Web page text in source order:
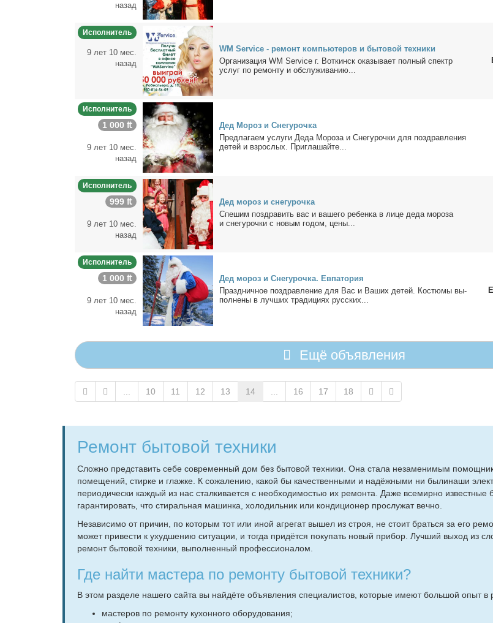
назад
Исполнитель
9 лет 10 мес.
назад
WM Service - ре­монт ком­пью­те­ров и бы­то­вой тех­ни­ки
Ор­га­ни­за­ция WM Service г. Вот­кинск ока­зы­ва­ет пол­ный спектр
услуг по ре­мон­ту и об­слу­жи­ва­нию...
Исполнитель
1 000 ₶
9 лет 10 мес.
назад
Дед Мо­роз и Сне­гу­роч­ка
Пред­ла­га­ем услу­ги Де­да Мо­ро­за и Сне­гу­роч­ки для по­здрав­ле­ния
де­тей и взрос­лых. При­гла­шай­те...
Исполнитель
999 ₶
9 лет 10 мес.
назад
Дед мо­роз и сне­гу­роч­ка
Спе­шим по­здра­вить вас и ва­ше­го ре­бен­ка в ли­це де­да мо­ро­за
и сне­гу­роч­ки с но­вым го­дом, це­ны...
Исполнитель
1 000 ₶
9 лет 10 мес.
назад
Дед мо­роз и Сне­гу­роч­ка. Ев­па­то­рия
Празд­нич­ное по­здрав­ле­ние для Вас и Ва­ших де­тей. Ко­стю­мы вы­
пол­не­ны в луч­ших тра­ди­ци­ях рус­ских...
Ещё объявления
10 11 12 13 14 16 17 18
Ремонт бытовой техники
Сложно представить себе современный дом без бытовой техники. Она стала незаменимым
помещений, стирке и глажке. К сожалению, какой бы качественными и надёжными ни былинаши
периодически каждый из нас сталкивается с необходимостью их ремонта. Даже всемирно известные
гарантировать, что стиральная машинка, холодильник или кондиционер прослужат вечно.
Независимо от причин, по которым тот или иной агрегат вышел из строя, не стоит браться за его
может привести к ухудшению ситуации, и тогда придётся покупать новый прибор. Лучший выход из
ремонт бытовой техники, выполненный профессионалом.
Где найти мастера по ремонту бытовой техники?
В этом разделе нашего сайта вы найдёте объявления специалистов, которые имеют большой опыт
мастеров по ремонту кухонного оборудования;